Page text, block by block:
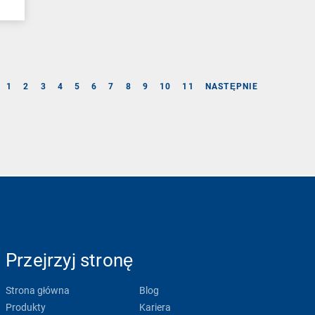
1 2 3 4 5 6 7 8 9 10 11 NASTĘPNIE
Przejrzyj stronę
Strona główna
Produkty
Blog
Kariera